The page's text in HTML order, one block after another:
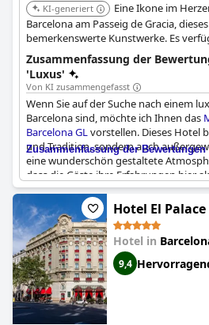
KI-generiert
Eine Ikone im
Barcelona am Passeig de Gracia,
bemerkenswerte Kunstwerke. Es
Außen-Tauchbecken auf dem Dach mit
Restaurant unter der Leitung eines
Zusammenfassung der
'Luxus'
Von KI zusammengefasst
Wenn Sie auf der Suche nach einem
Barcelona sind, möchte ich Ihnen das
Barcelona GLvorstellen. Dieses Hotel
und Tradition, sondern auch
eine wunderschön gestaltete
dass die Gäste ihre Erfahrungen hier
Extraklasse mit einer luxuriösen
die erstklassige Lage des Hotels ist für
macht es zu einem perfekten
bietet es mit seinem tadellosen
Zimmern und dem schönen Ambiente
Erlebnis. Die Gäste haben auch den
femininen Charme des Hotels
dasMajestic Hotel & Spa Barcelona GL
Spitzenklasse, in dem Sie sich mit
luxuriös fühlen werden.
Zusammenfassung der
Hotel El
Hotel in
9,4